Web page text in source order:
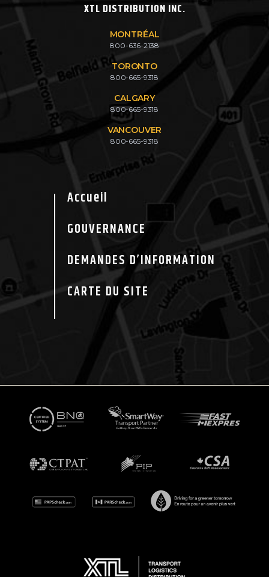
XTL DISTRIBUTION INC.
MONTRÉAL
800-636-2138
TORONTO
800-665-9318
CALGARY
800-665-9318
VANCOUVER
800-665-9318
Accueil
GOUVERNANCE
DEMANDES D’INFORMATION
CARTE DU SITE